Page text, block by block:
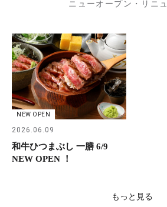
ニューオープン・リニ
NEW OPEN
2026.06.09
和牛ひつまぶし 一膳 6/9
NEW OPEN ！
もっと見る